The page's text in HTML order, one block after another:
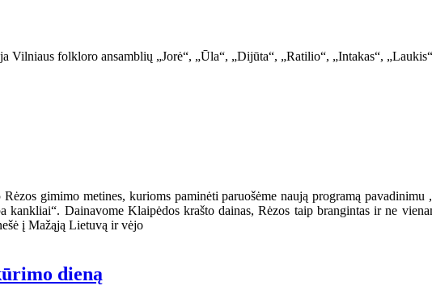
folkloro ansamblių „Jorė“, „Ūla“, „Dijūta“, „Ratilio“, „Intakas“,
gimimo metines, kurioms paminėti paruošėme naują programą pavadinimu
Dainavome Klaipėdos krašto dainas, Rėzos taip brangintas ir ne
į Mažąją Lietuvą ir vėjo
dieną